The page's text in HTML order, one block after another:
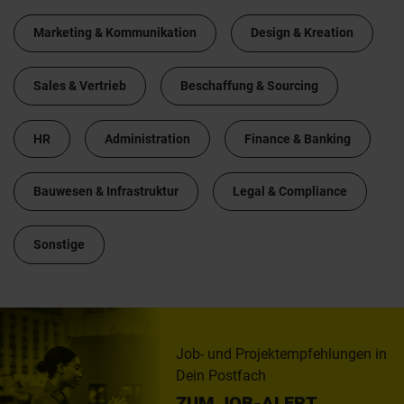
Marketing & Kommunikation Design & Kreation
Sales & Vertrieb Beschaffung & Sourcing
HR Administration Finance & Banking
Bauwesen & Infrastruktur Legal & Compliance
Sonstige
Job- und Projektempfehlungen in
Dein Postfach